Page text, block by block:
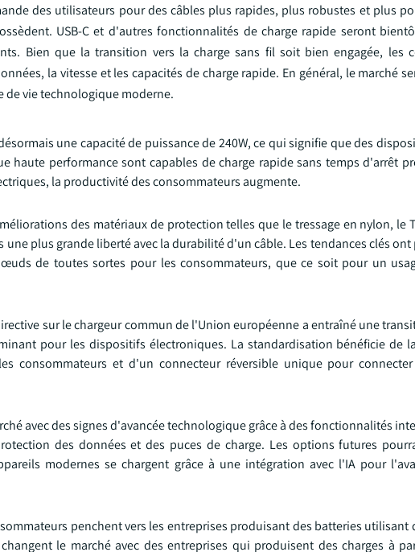
des utilisateurs pour des câbles plus rapides, plus robustes et plus
USB-C et d'autres fonctionnalités de charge rapide seront
Bien que la transition vers la charge sans fil soit bien engagée, les
la vitesse et les capacités de charge rapide. En général, le marché
vie technologique moderne.
une capacité de puissance de 240W, ce qui signifie que des
haute performance sont capables de charge rapide sans temps d'arrêt
la productivité des consommateurs augmente.
des matériaux de protection telles que le tressage en nylon, le
plus grande liberté avec la durabilité d'un câble. Les tendances clés
de toutes sortes pour les consommateurs, que ce soit pour un
sur le chargeur commun de l'Union européenne a entraîné une
pour les dispositifs électroniques. La standardisation bénéficie de
consommateurs et d'un connecteur réversible unique pour
avec des signes d'avancée technologique grâce à des fonctionnalités
des données et des puces de charge. Les options futures
modernes se chargent grâce à une intégration avec l'IA pour
penchent vers les entreprises produisant des batteries utilisant
le marché avec des entreprises qui produisent des charges à